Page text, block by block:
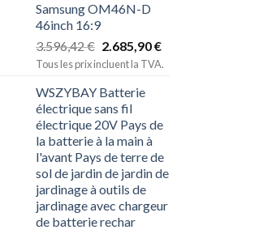
Samsung OM46N-D
46inch 16:9
3.596,42€ 2.685,90€
Tous les prix incluent la TVA.
WSZYBAY Batterie
électrique sans fil
électrique 20V Pays de
la batterie à la main à
l'avant Pays de terre de
sol de jardin de jardin de
jardinage à outils de
jardinage avec chargeur
de batterie rechar